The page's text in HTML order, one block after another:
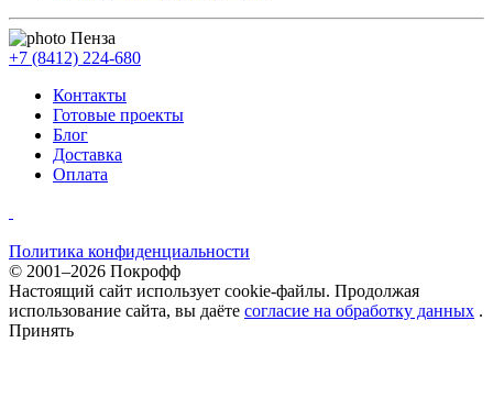
Пенза
+7 (8412) 224-680
Контакты
Готовые проекты
Блог
Доставка
Оплата
Политика конфиденциальности
© 2001–2026 Покрофф
Настоящий сайт использует cookie-файлы. Продолжая
использование сайта, вы даёте согласие на обработку данных .
Принять